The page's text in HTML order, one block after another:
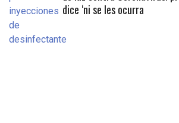
dice ‘ni se les ocurra